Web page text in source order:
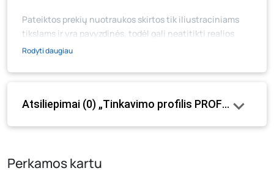
Pateiktos prekių nuotraukos skirtos tik iliustraciniams
tikslams ir yra pavyzdinės, todėl gali neatitikti realios
prekių ir jų pakuotės išvaizdos, komplektacijos, spalvos ar
aprašymu) yra bendrinio pobūdžio, jame nebūtinai
internetinėje parduotuvėje bei fizinėse parduotuvėse
kaina, kuri galioja pirkimo metu.
Rodyti daugiau
Atsiliepimai (0) „Tinkavimo profilis PROFSTAR,
Perkamos kartu